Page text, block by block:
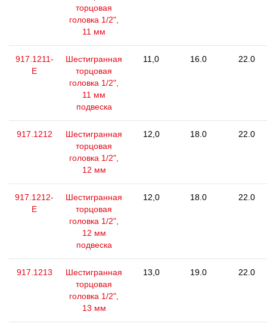
торцовая
головка 1/2",
11 мм
917.1211-
E
Шестигранная
торцовая
головка 1/2",
11 мм
подвеска
11,0 16.0 22.0
917.1212
Шестигранная
торцовая
головка 1/2",
12 мм
12,0 18.0 22.0
917.1212-
E
Шестигранная
торцовая
головка 1/2",
12 мм
подвеска
12,0 18.0 22.0
917.1213
Шестигранная
торцовая
головка 1/2",
13 мм
13,0 19.0 22.0